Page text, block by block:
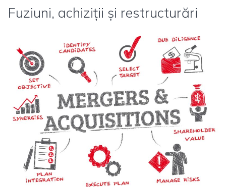
Fuziuni, achiziții și restructurări